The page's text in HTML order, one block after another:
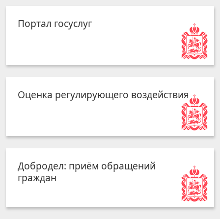
Портал госуслуг
Оценка регулирующего воздействия
Добродел: приём обращений
граждан